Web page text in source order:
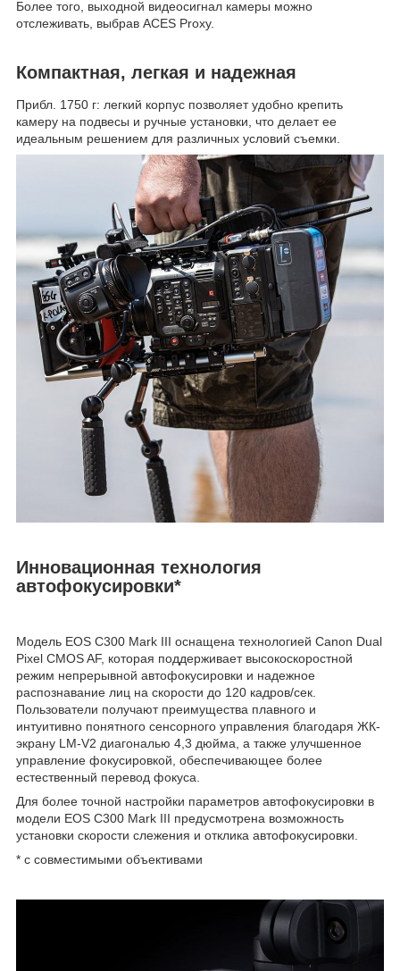
Более того, выходной видеосигнал камеры можно
отслеживать, выбрав ACES Proxy.
Компактная, легкая и надежная
Прибл. 1750 г: легкий корпус позволяет удобно крепить
камеру на подвесы и ручные установки, что делает ее
идеальным решением для различных условий съемки.
Инновационная технология
автофокусировки*
Модель EOS C300 Mark III оснащена технологией Canon Dual
Pixel CMOS AF, которая поддерживает высокоскоростной
режим непрерывной автофокусировки и надежное
распознавание лиц на скорости до 120 кадров/сек.
Пользователи получают преимущества плавного и
интуитивно понятного сенсорного управления благодаря ЖК-
экрану LM-V2 диагональю 4,3 дюйма, а также улучшенное
управление фокусировкой, обеспечивающее более
естественный перевод фокуса.
Для более точной настройки параметров автофокусировки в
модели EOS C300 Mark III предусмотрена возможность
установки скорости слежения и отклика автофокусировки.
* с совместимыми объективами